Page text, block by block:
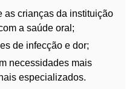
crianças da instituição
a saúde oral;
de infecção e dor;
necessidades mais
especializados.